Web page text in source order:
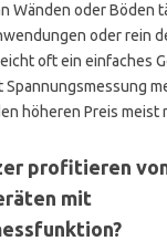
Wänden oder Böden
oder rein
oft ein einfaches
Spannungsmessung
höheren Preis
profitieren
mit